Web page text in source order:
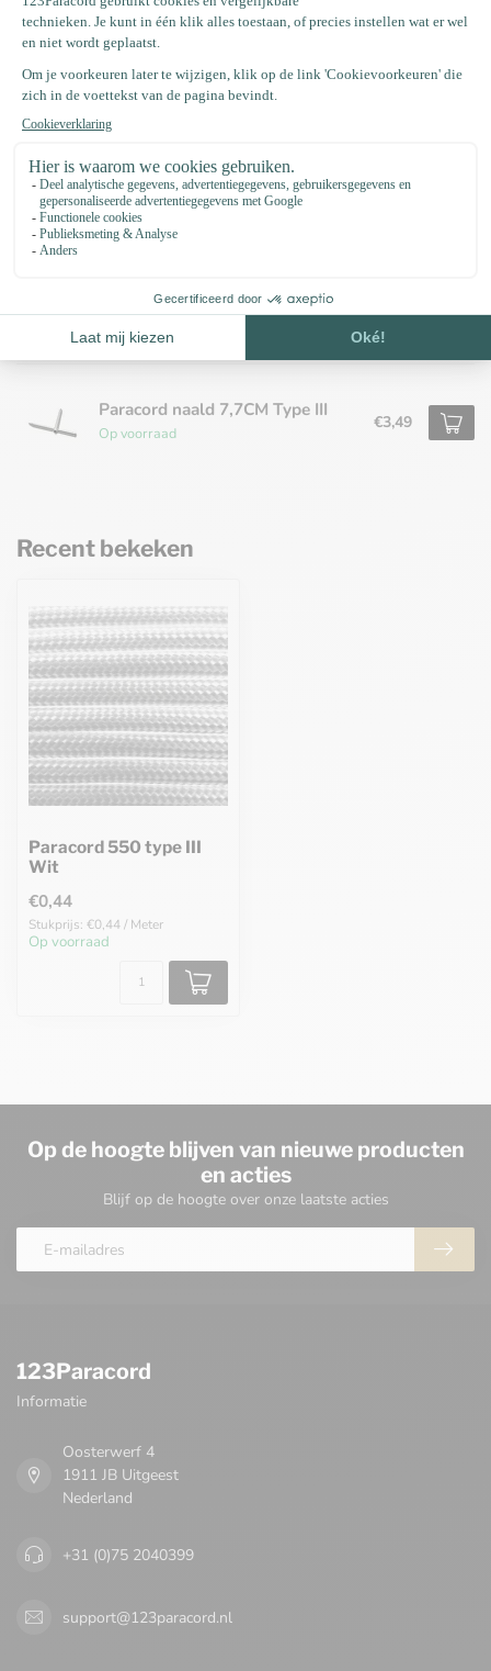
Op voorraad
€3,99
EM Keramiek pijpjes anti teek 50
gram (±35 stuks)
Op voorraad
€4,75
20MM Zwart
Paracord naald 7,7CM Type III
Op voorraad
€3,49
Recent bekeken
Paracord 550 type III
Wit
€0,44
Stukprijs: €0,44 / Meter
Op voorraad
Op de hoogte blijven van nieuwe producten
en acties
Blijf op de hoogte over onze laatste acties
123Paracord
Informatie
Oosterwerf 4
1911 JB Uitgeest
Nederland
+31 (0)75 2040399
support@123paracord.nl